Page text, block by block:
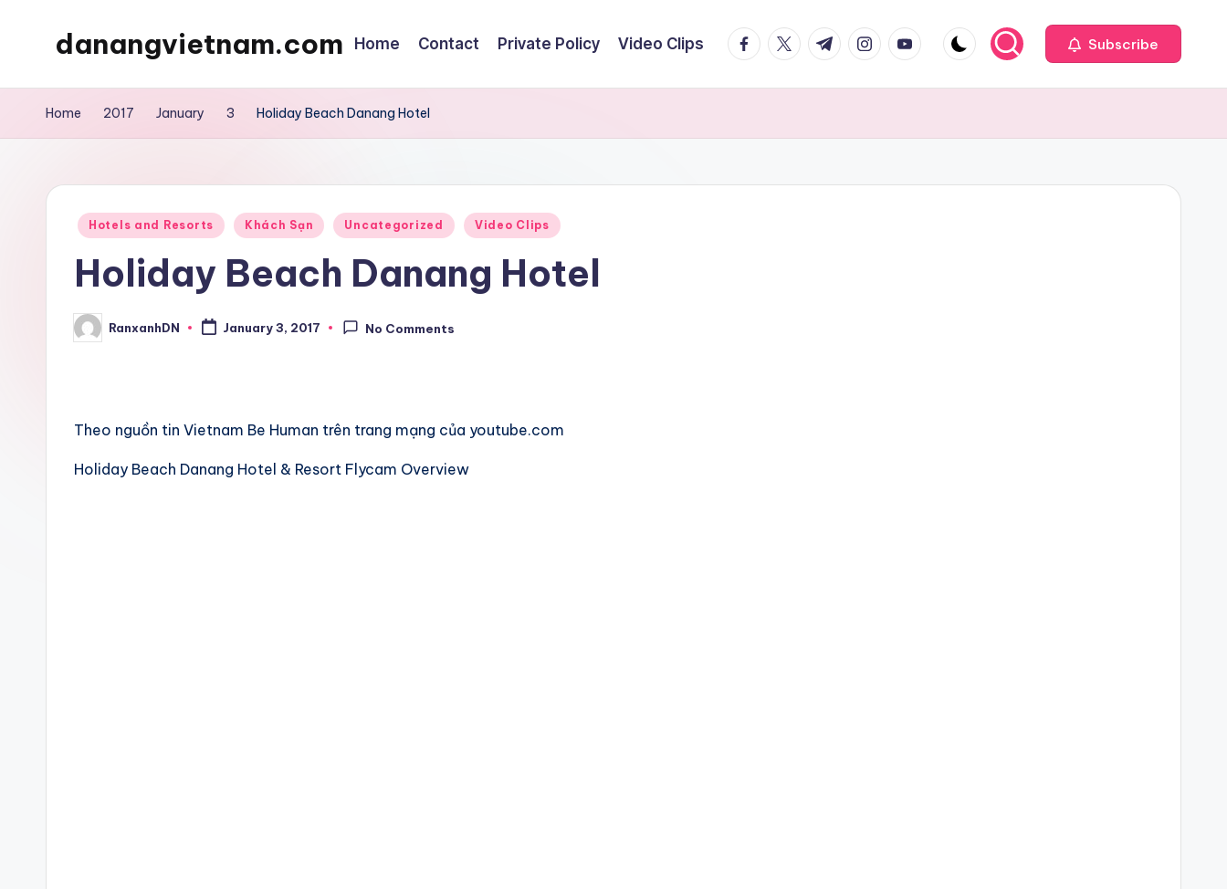
danangvietnam.com
Nẵng:
about
Danang
City
Vietnam
Home Contact Private Policy Video Clips facebook.com
twitter.com
t.me instagram.com
youtube.com Subscribe
Home 2017 January 3 Holiday Beach Danang Hotel
Posted
Hotels and Resorts Khách Sạn Uncategorized Video Clips
Holiday Beach Danang Hotel
Posted
by
RanxanhDN January 3, 2017 No Comments
Theo nguồn tin Vietnam Be Human trên trang mạng của youtube.com
Holiday Beach Danang Hotel & Resort Flycam Overview